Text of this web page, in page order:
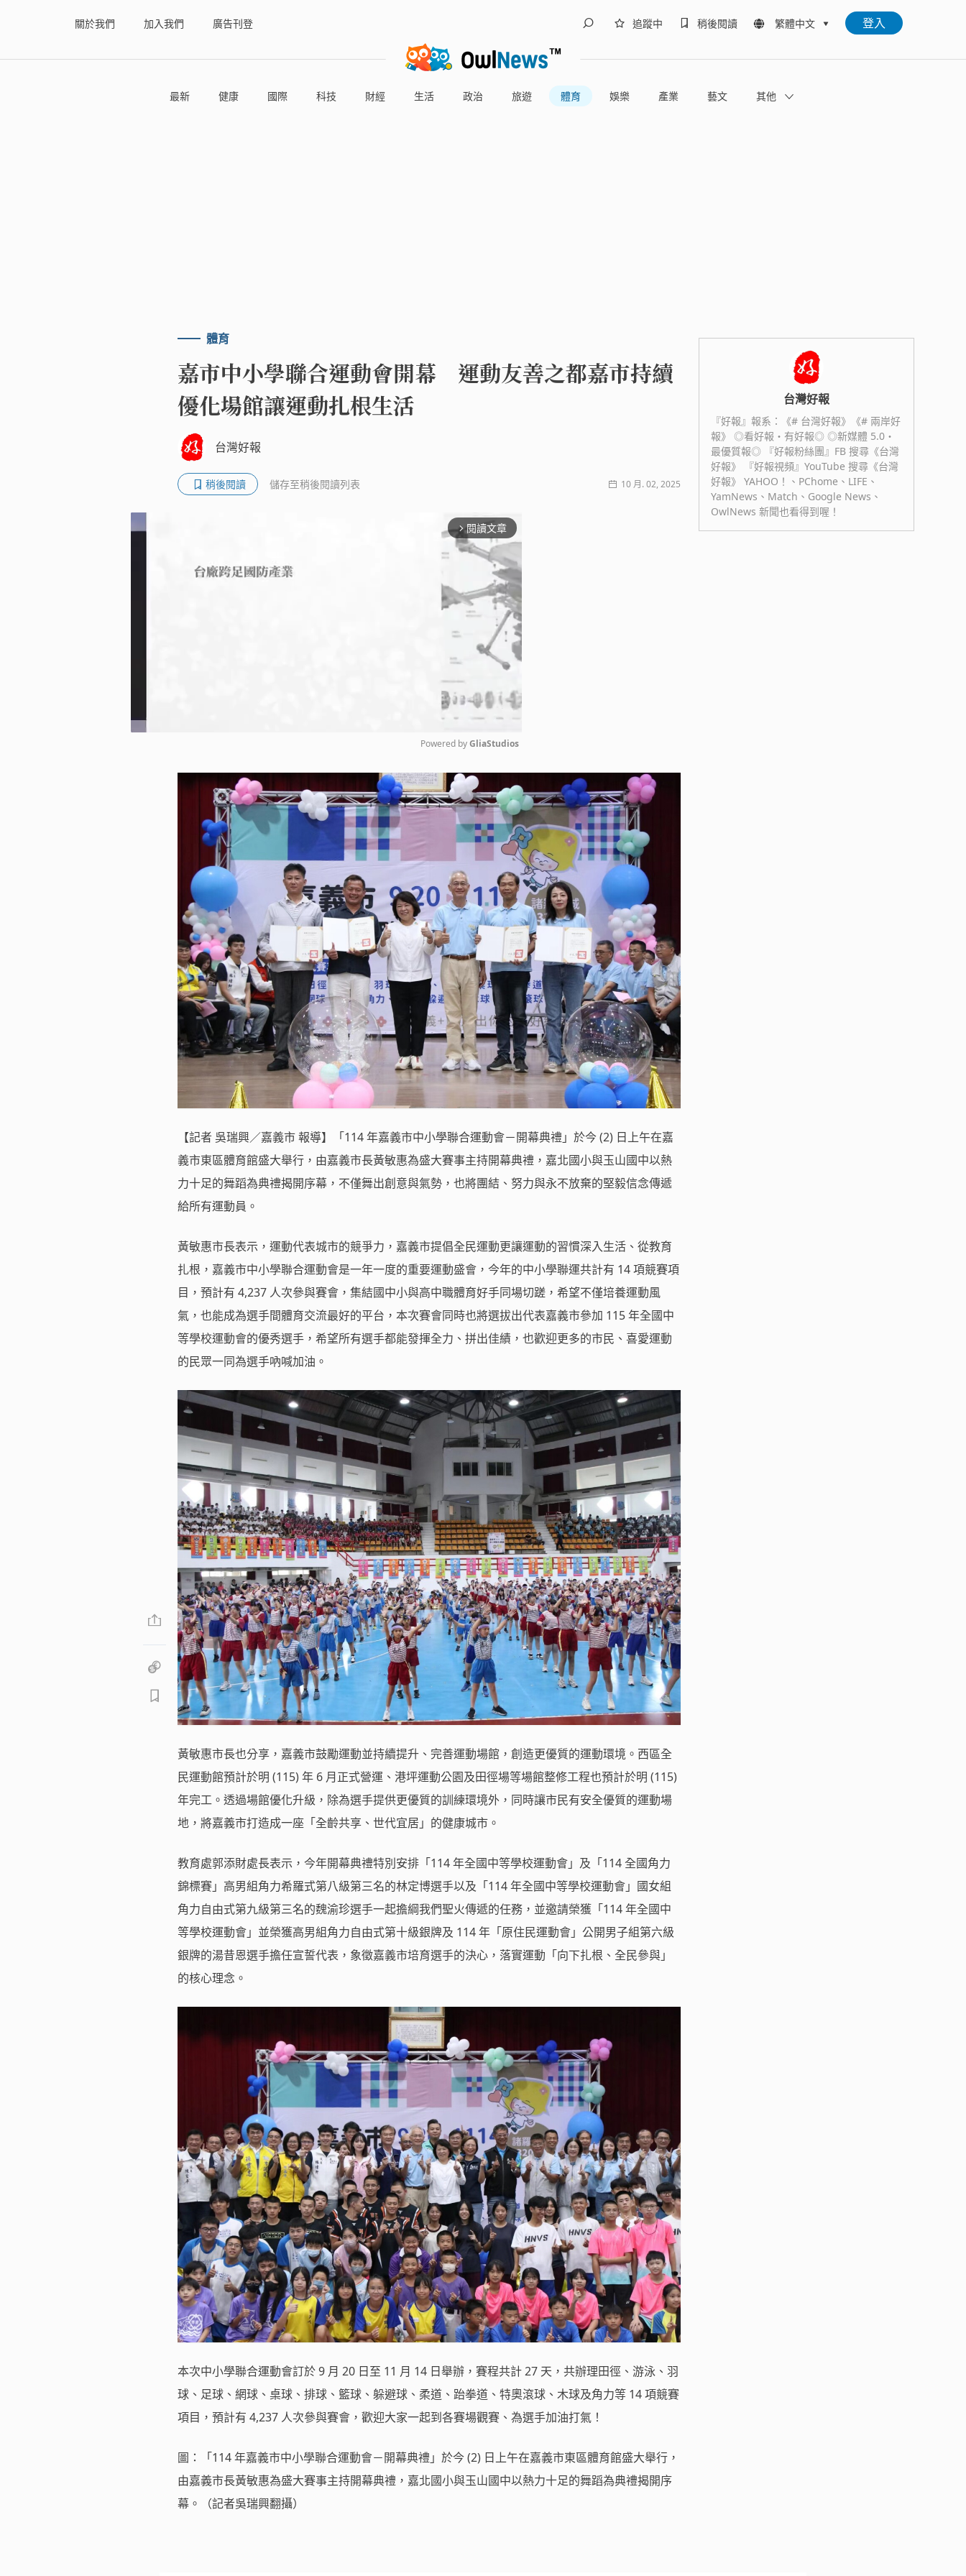
關於我們 加入我們 廣告刊登 追蹤中 稍後閱讀 繁體中文 登入
最新 健康 國際 科技 財經 生活 政治 旅遊 體育 娛樂 產業 藝文 其他
體育
嘉市中小學聯合運動會開幕 運動友善之都嘉市持續
優化場館讓運動扎根生活
台灣好報
稍後閱讀 儲存至稍後閱讀列表 10 月. 02, 2025
arrow_forward_ios 閱讀文章
Mute
Powered by GliaStudios
【記者 吳瑞興／嘉義市 報導】「114 年嘉義市中小學聯合運動會－開幕典禮」於今 (2) 日上午在嘉
義市東區體育館盛大舉行，由嘉義市長黃敏惠為盛大賽事主持開幕典禮，嘉北國小與玉山國中以熱
力十足的舞蹈為典禮揭開序幕，不僅舞出創意與氣勢，也將團結、努力與永不放棄的堅毅信念傳遞
給所有運動員。
黃敏惠市長表示，運動代表城市的競爭力，嘉義市提倡全民運動更讓運動的習慣深入生活、從教育
扎根，嘉義市中小學聯合運動會是一年一度的重要運動盛會，今年的中小學聯運共計有 14 項競賽項
目，預計有 4,237 人次參與賽會，集結國中小與高中職體育好手同場切蹉，希望不僅培養運動風
氣，也能成為選手間體育交流最好的平台，本次賽會同時也將選拔出代表嘉義市參加 115 年全國中
等學校運動會的優秀選手，希望所有選手都能發揮全力、拼出佳績，也歡迎更多的市民、喜愛運動
的民眾一同為選手吶喊加油。
黃敏惠市長也分享，嘉義市鼓勵運動並持續提升、完善運動場館，創造更優質的運動環境。西區全
民運動館預計於明 (115) 年 6 月正式營運、港坪運動公園及田徑場等場館整修工程也預計於明 (115)
年完工。透過場館優化升級，除為選手提供更優質的訓練環境外，同時讓市民有安全優質的運動場
地，將嘉義市打造成一座「全齡共享、世代宜居」的健康城市。
教育處郭添財處長表示，今年開幕典禮特別安排「114 年全國中等學校運動會」及「114 全國角力
錦標賽」高男組角力希羅式第八級第三名的林定博選手以及「114 年全國中等學校運動會」國女組
角力自由式第九級第三名的魏渝珍選手一起擔綱我們聖火傳遞的任務，並邀請榮獲「114 年全國中
等學校運動會」並榮獲高男組角力自由式第十級銀牌及 114 年「原住民運動會」公開男子組第六級
銀牌的湯昔恩選手擔任宣誓代表，象徵嘉義市培育選手的決心，落實運動「向下扎根、全民參與」
的核心理念。
本次中小學聯合運動會訂於 9 月 20 日至 11 月 14 日舉辦，賽程共計 27 天，共辦理田徑、游泳、羽
球、足球、網球、桌球、排球、籃球、躲避球、柔道、跆拳道、特奧滾球、木球及角力等 14 項競賽
項目，預計有 4,237 人次參與賽會，歡迎大家一起到各賽場觀賽、為選手加油打氣！
圖：「114 年嘉義市中小學聯合運動會－開幕典禮」於今 (2) 日上午在嘉義市東區體育館盛大舉行，
由嘉義市長黃敏惠為盛大賽事主持開幕典禮，嘉北國小與玉山國中以熱力十足的舞蹈為典禮揭開序
幕。（記者吳瑞興翻攝）
台灣好報
『好報』報系：《# 台灣好報》《# 兩岸好
報》 ◎看好報・有好報◎ ◎新媒體 5.0・
最優質報◎ 『好報粉絲團』FB 搜尋《台灣
好報》 『好報視頻』YouTube 搜尋《台灣
好報》 YAHOO！、PChome、LIFE、
YamNews、Match、Google News、
OwlNews 新聞也看得到喔！